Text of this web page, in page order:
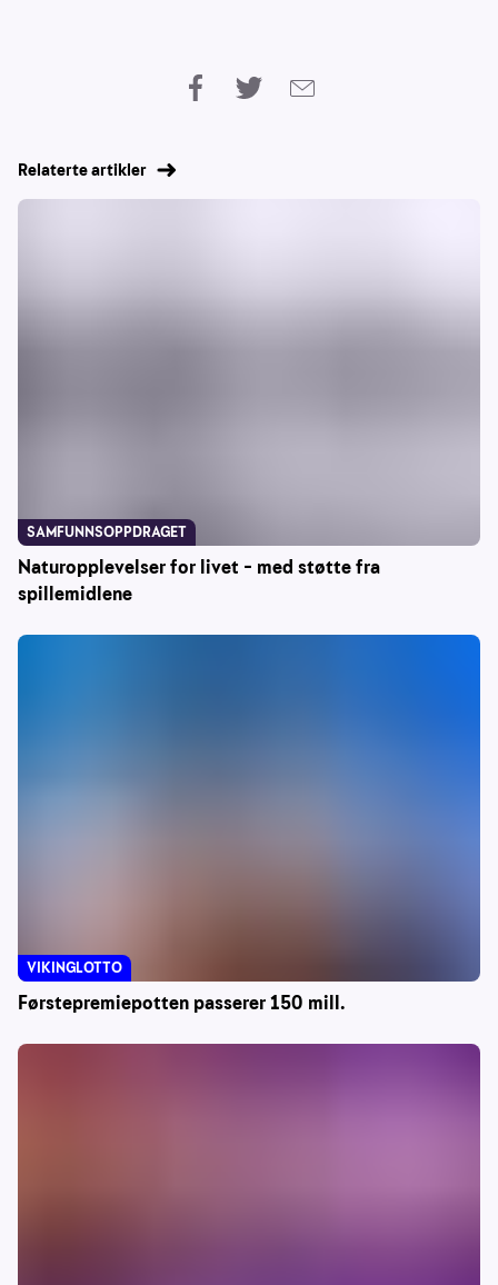
Relaterte artikler
Naturopplevelser for livet – med støtte fra
spillemidlene
SAMFUNNSOPPDRAGET
Førstepremiepotten passerer 150 mill.
VIKINGLOTTO